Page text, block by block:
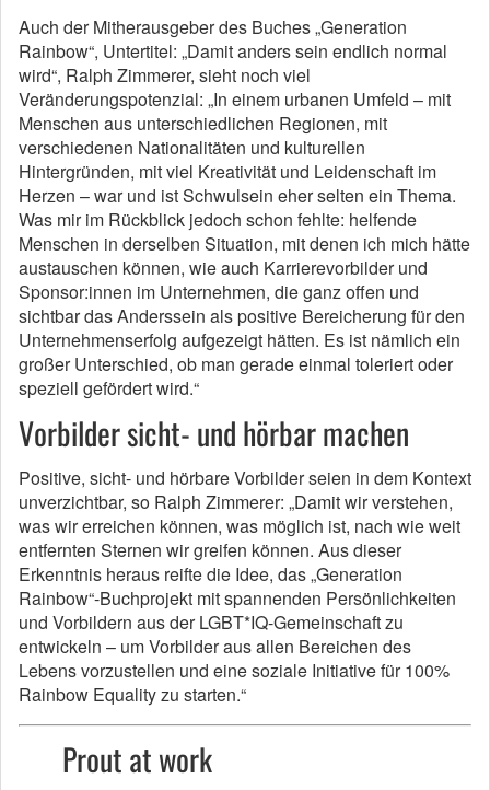
Auch der Mitherausgeber des Buches „Generation
Rainbow“, Untertitel: „Damit anders sein endlich normal
wird“, Ralph Zimmerer, sieht noch viel
Veränderungspotenzial: „In einem urbanen Umfeld – mit
Menschen aus unterschiedlichen Regionen, mit
verschiedenen Nationalitäten und kulturellen
Hintergründen, mit viel Kreativität und Leidenschaft im
Herzen – war und ist Schwulsein eher selten ein Thema.
Was mir im Rückblick jedoch schon fehlte: helfende
Menschen in derselben Situation, mit denen ich mich hätte
austauschen können, wie auch Karrierevorbilder und
Sponsor:innen im Unternehmen, die ganz offen und
sichtbar das Anderssein als positive Bereicherung für den
Unternehmenserfolg aufgezeigt hätten. Es ist nämlich ein
großer Unterschied, ob man gerade einmal toleriert oder
speziell gefördert wird.“
Vorbilder sicht- und hörbar machen
Positive, sicht- und hörbare Vorbilder seien in dem Kontext
unverzichtbar, so Ralph Zimmerer: „Damit wir verstehen,
was wir erreichen können, was möglich ist, nach wie weit
entfernten Sternen wir greifen können. Aus dieser
Erkenntnis heraus reifte die Idee, das „Generation
Rainbow“-Buchprojekt mit spannenden Persönlichkeiten
und Vorbildern aus der LGBT*IQ-Gemeinschaft zu
entwickeln – um Vorbilder aus allen Bereichen des
Lebens vorzustellen und eine soziale Initiative für 100%
Rainbow Equality zu starten.“
Prout at work